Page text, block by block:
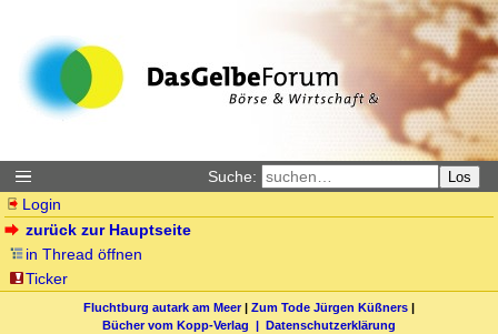
Suche: Los
Login
zurück zur Hauptseite
in Thread öffnen
Ticker
Fluchtburg autark am Meer| Zum Tode Jürgen Küßners |
Bücher vom Kopp-Verlag | Datenschutzerklärung